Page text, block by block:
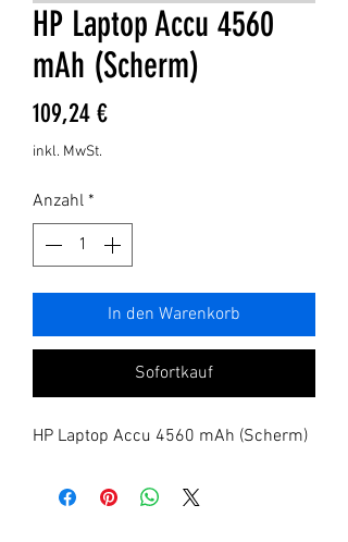
HP Laptop Accu 4560
mAh (Scherm)
109,24 €Preis
inkl. MwSt.
Anzahl *
In den Warenkorb
Sofortkauf
HP Laptop Accu 4560 mAh (Scherm)